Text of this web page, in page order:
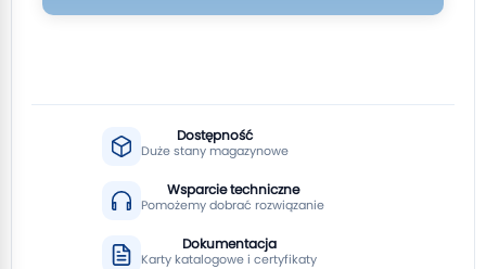
Dostępność
Duże stany magazynowe
Wsparcie techniczne
Pomożemy dobrać rozwiązanie
Dokumentacja
Karty katalogowe i certyfikaty